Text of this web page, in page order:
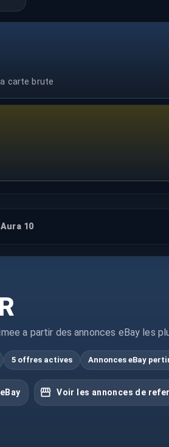
carte brute
10
a partir des annonces eBay les
5 offres actives Annonces eBay
Voir les annonces de